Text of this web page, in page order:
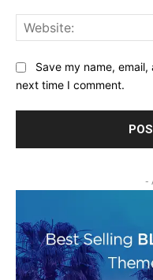
Save my name,
next time I comment.
-